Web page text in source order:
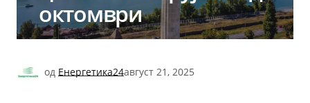
октомври
од Енергетика24август 21, 2025